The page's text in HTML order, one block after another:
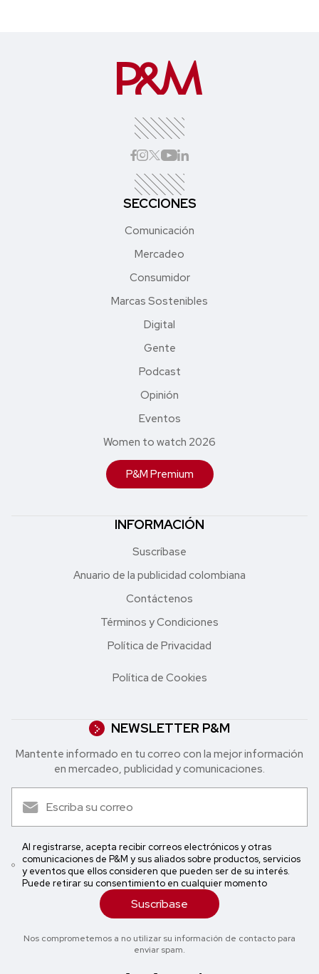
SECCIONES
Comunicación
Mercadeo
Consumidor
Marcas Sostenibles
Digital
Gente
Podcast
Opinión
Eventos
Women to watch 2026
P&M Premium
INFORMACIÓN
Suscríbase
Anuario de la publicidad colombiana
Contáctenos
Términos y Condiciones
Política de Privacidad
Política de Cookies
NEWSLETTER P&M
Mantente informado en tu correo con la mejor in formación
en mercadeo, publicidad y comunicaciones.
Al registrarse, acepta recibir correos electrónicos y otras
comunicaciones de P&M y sus aliados sobre productos, servicios
y eventos que ellos consideren que pueden ser de su interés.
Puede retirar su consentimiento en cualquier momento
Suscríbase
Nos comprometemos a no utilizar su información de contacto para
enviar spam.